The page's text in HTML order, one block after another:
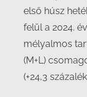
első húsz
felül a 2024.
mélyalmos
(M+L)
(+24,3